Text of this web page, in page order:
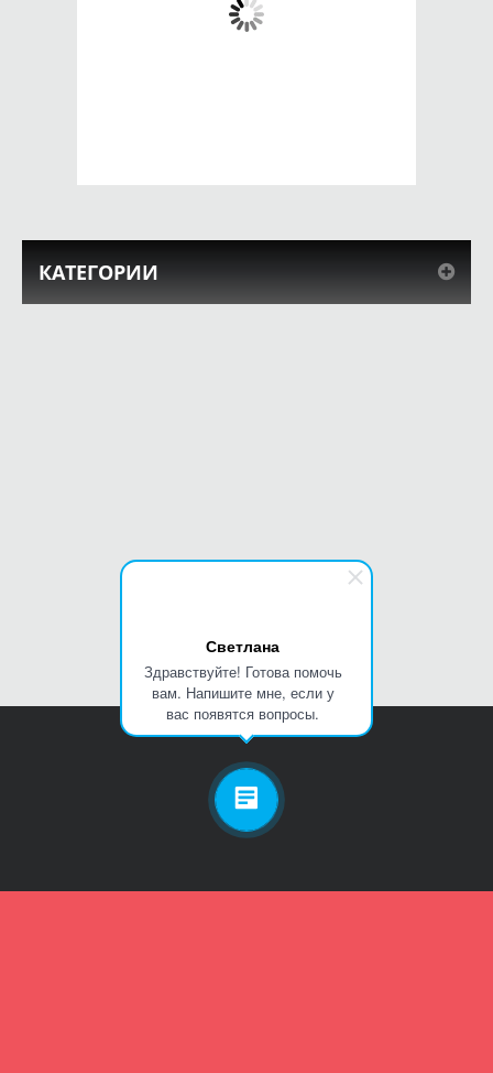
Светлана
Здравствуйте! Готова помочь
вам. Напишите мне, если у
вас появятся вопросы.
КАТЕГОРИИ